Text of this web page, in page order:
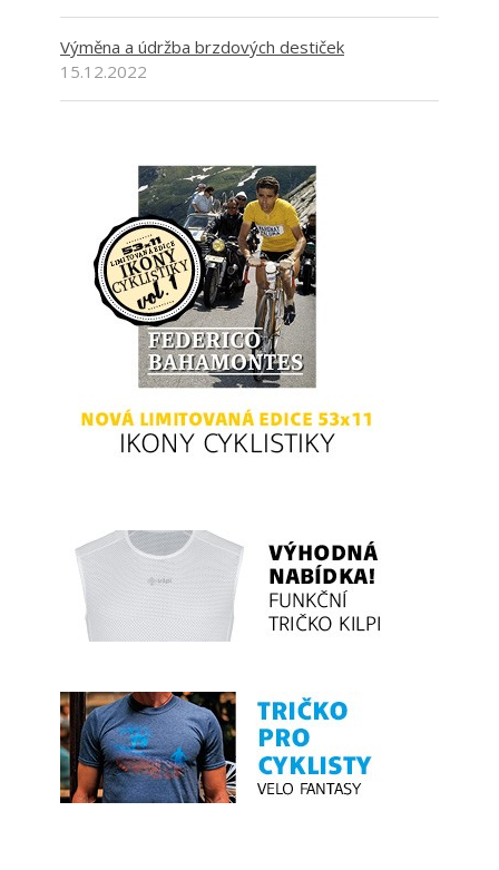
Výměna a údržba brzdových destiček
15.12.2022